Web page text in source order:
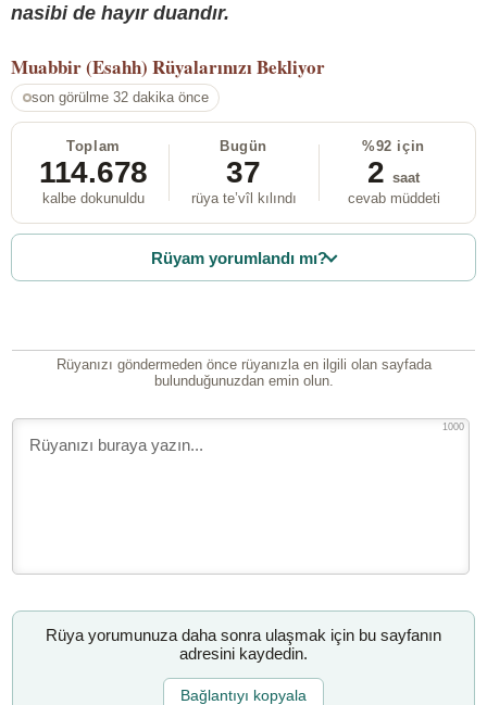
nasibi de hayır duandır.
Muabbir (Esahh) Rüyalarınızı Bekliyor
son görülme 32 dakika önce
Toplam
114.678
kalbe dokunuldu
Bugün
37
rüya te’vîl kılındı
%92 için
2 saat
cevab müddeti
Rüyam yorumlandı mı?
Rüyanızı göndermeden önce rüyanızla en ilgili olan sayfada
bulunduğunuzdan emin olun.
1000
Rüya yorumunuza daha sonra ulaşmak için bu sayfanın
adresini kaydedin.
Bağlantıyı kopyala